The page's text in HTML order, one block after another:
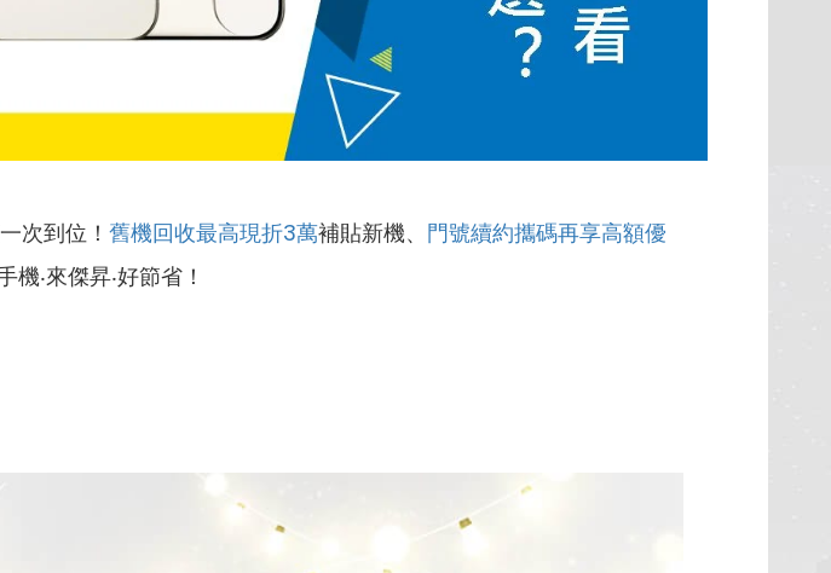
次到位！ 舊機回收最高現折3萬補貼新機、 門號續約攜碼再享高額優
‧來傑昇‧好節省！